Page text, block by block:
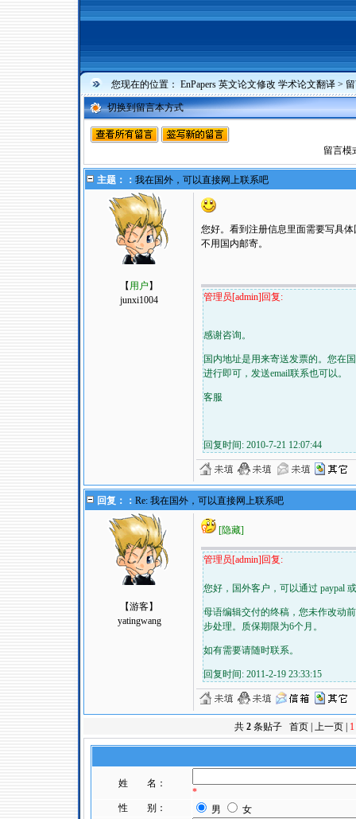
您现在的位置： EnPapers 英文论文修改 学术论文翻译 >
切换到留言本方式
留言模
主题：： 我在国外，可以直接网上联系吧
【 用户 】
junxi1004
您好。看到注册信息里面需要写具
不用国内邮寄。
管理员[admin]回复:
感谢咨询。
国内地址是用来寄送发票的。您在
进行即可，发送email联系也可以。
客服
回复时间: 2010-7-21 12:07:44
回复：： Re: 我在国外，可以直接网上联系吧
【游客】
yatingwang
[隐藏]
管理员[admin]回复:
您好，国外客户，可以通过 paypal
母语编辑交付的终稿，您未作改动
步处理。质保期限为6个月。
如有需要请随时联系。
回复时间: 2011-2-19 23:33:15
共 2 条贴子 首页 | 上一页 | 1
姓 名：
*
性 别：
男
女